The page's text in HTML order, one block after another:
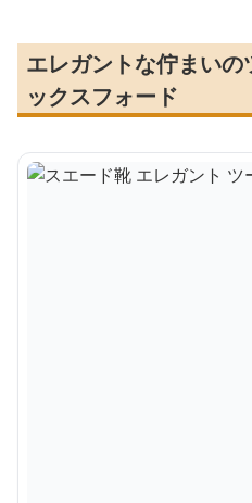
エレガントな佇まい
ックスフォード